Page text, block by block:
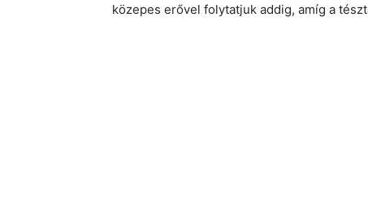
közepes erővel folytatjuk addig, amíg a